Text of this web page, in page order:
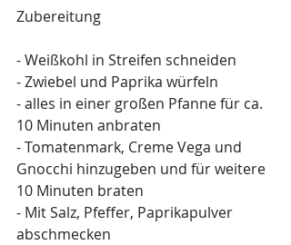
Zubereitung
- Weißkohl in Streifen schneiden
- Zwiebel und Paprika würfeln
- alles in einer großen Pfanne für ca.
10 Minuten anbraten
- Tomatenmark, Creme Vega und
Gnocchi hinzugeben und für weitere
10 Minuten braten
- Mit Salz, Pfeffer, Paprikapulver
abschmecken